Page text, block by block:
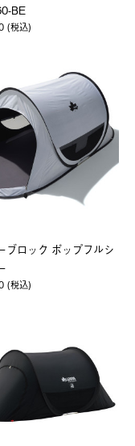
BE
(税込)
ブロック ポップフルシ
(税込)